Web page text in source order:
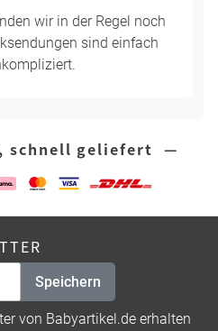
wir in der Regel noch
sind einfach
schnell geliefert —
Speichern
von Babyartikel.de erhalten